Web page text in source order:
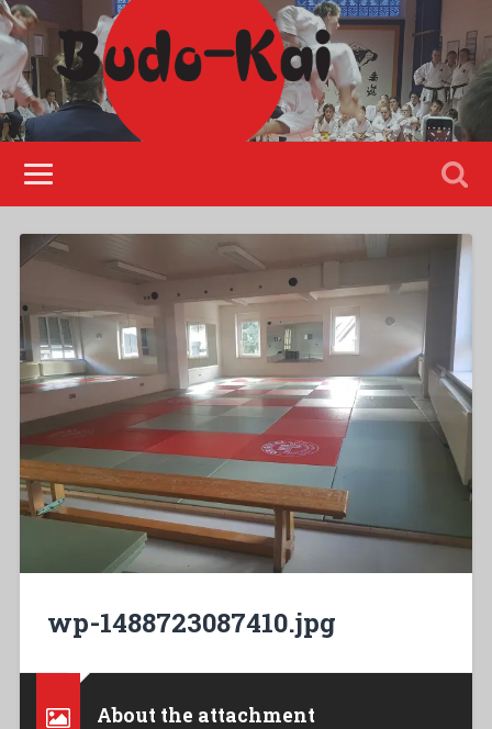
Please disable Adblock!
wp-1488723087410.jpg
About the attachment